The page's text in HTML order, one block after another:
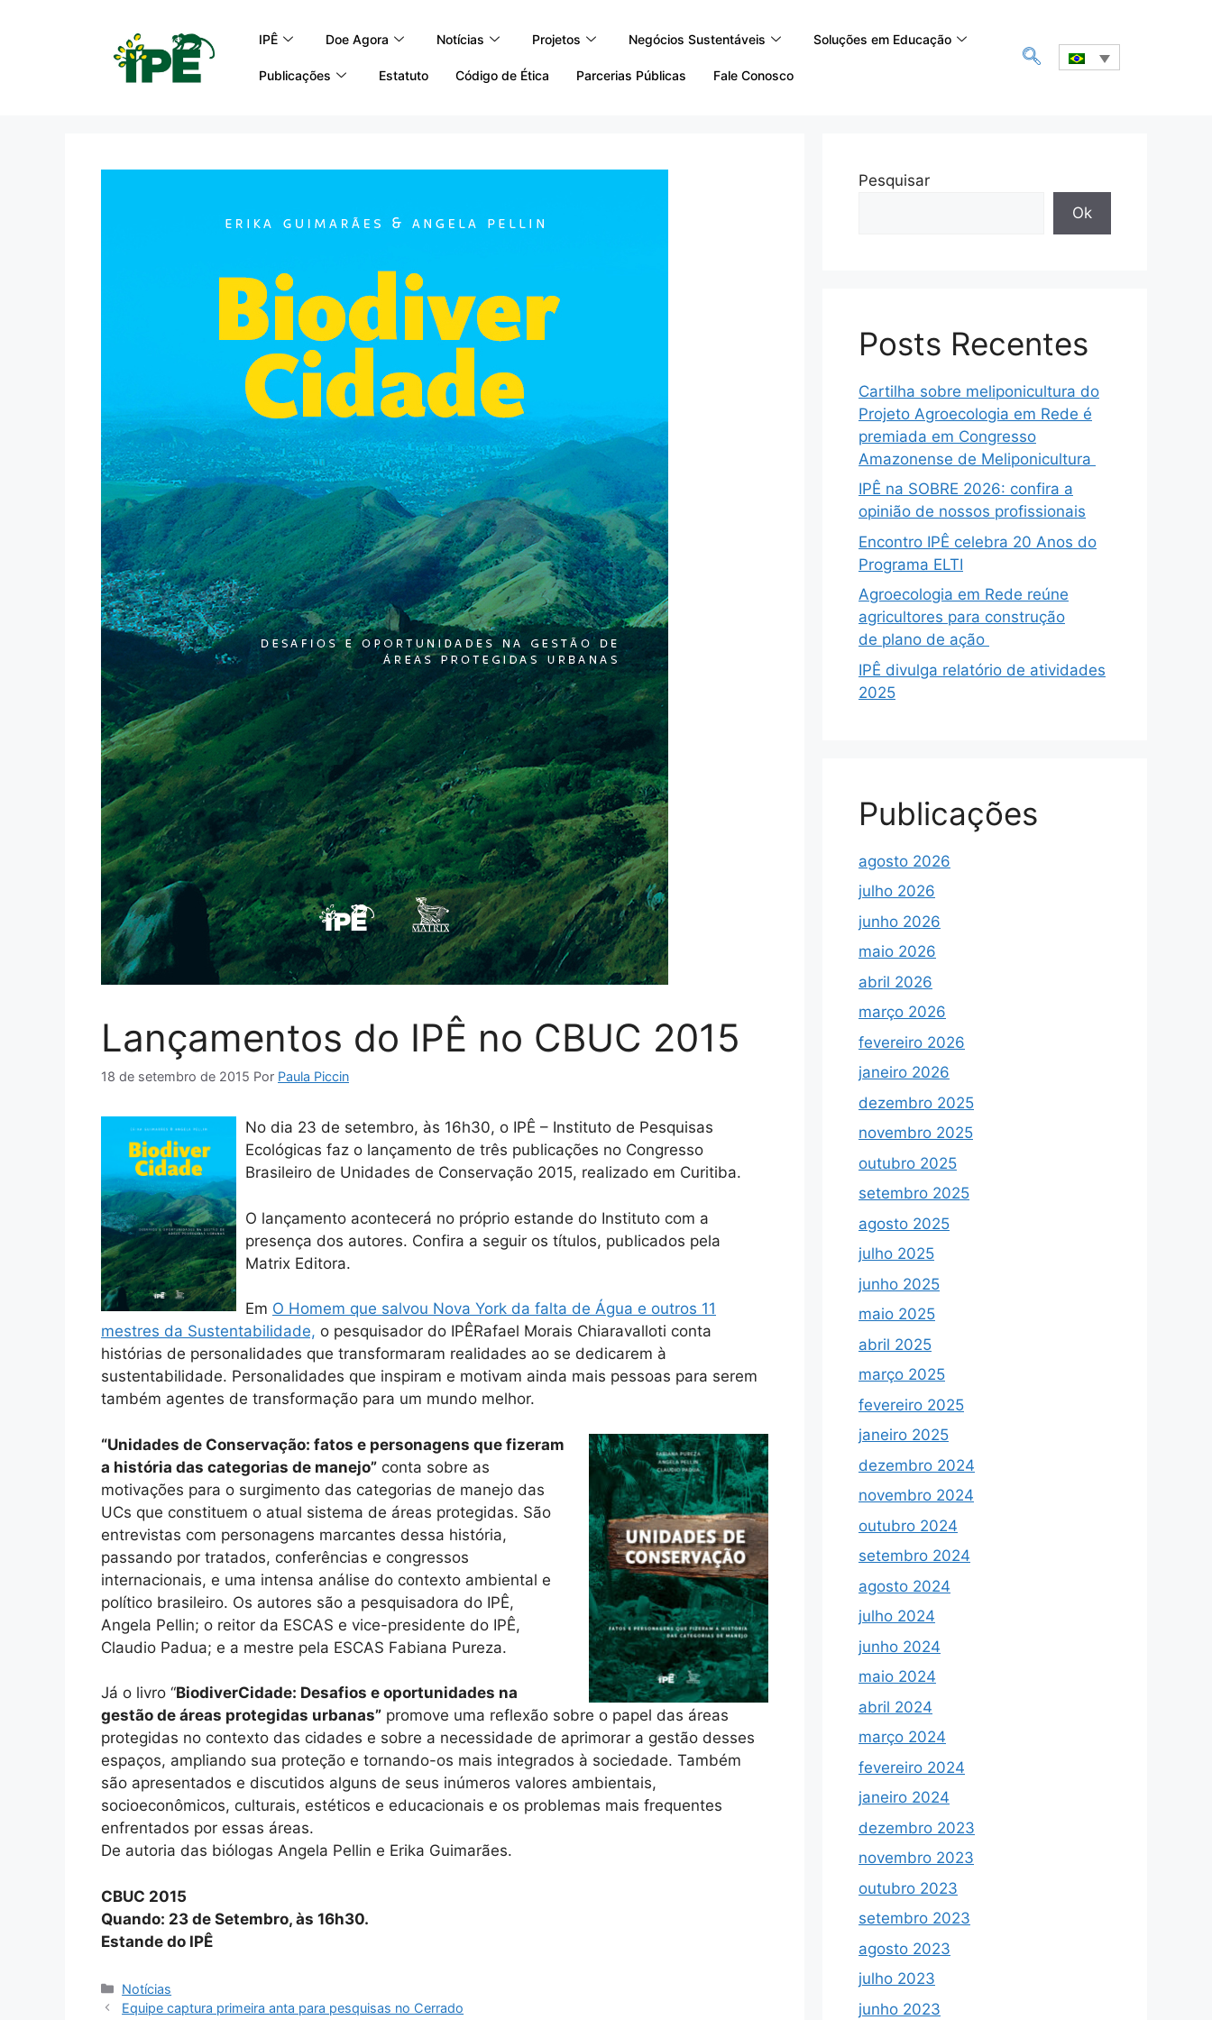
IPÊ Doe Agora Notícias Projetos Negócios Sustentáveis Soluções em Educação
Publicações Estatuto Código de Ética Parcerias Públicas Fale Conosco
Lançamentos do IPÊ no CBUC 2015
18 de setembro de 2015 Por Paula Piccin
No dia 23 de setembro, às 16h30, o IPÊ – Instituto de Pesquisas
Ecológicas faz o lançamento de três publicações no Congresso
Brasileiro de Unidades de Conservação 2015, realizado em Curitiba.
O lançamento acontecerá no próprio estande do Instituto com a
presença dos autores. Confira a seguir os títulos, publicados pela
Matrix Editora.
Em O Homem que salvou Nova York da falta de Água e outros 11
mestres da Sustentabilidade, o pesquisador do IPÊRafael Morais Chiaravalloti conta
histórias de personalidades que transformaram realidades ao se dedicarem à
sustentabilidade. Personalidades que inspiram e motivam ainda mais pessoas para serem
também agentes de transformação para um mundo melhor.
“Unidades de Conservação: fatos e personagens que fizeram
a história das categorias de manejo” conta sobre as
motivações para o surgimento das categorias de manejo das
UCs que constituem o atual sistema de áreas protegidas. São
entrevistas com personagens marcantes dessa história,
passando por tratados, conferências e congressos
internacionais, e uma intensa análise do contexto ambiental e
político brasileiro. Os autores são a pesquisadora do IPÊ,
Angela Pellin; o reitor da ESCAS e vice-presidente do IPÊ,
Claudio Padua; e a mestre pela ESCAS Fabiana Pureza.
Já o livro “BiodiverCidade: Desafios e oportunidades na
gestão de áreas protegidas urbanas” promove uma reflexão sobre o papel das áreas
protegidas no contexto das cidades e sobre a necessidade de aprimorar a gestão desses
espaços, ampliando sua proteção e tornando-os mais integrados à sociedade. Também
são apresentados e discutidos alguns de seus inúmeros valores ambientais,
socioeconômicos, culturais, estéticos e educacionais e os problemas mais frequentes
enfrentados por essas áreas.
De autoria das biólogas Angela Pellin e Erika Guimarães.
CBUC 2015
Quando: 23 de Setembro, às 16h30.
Estande do IPÊ
Notícias
Equipe captura primeira anta para pesquisas no Cerrado
Pesquisar
Ok
Posts Recentes
Cartilha sobre meliponicultura do
Projeto Agroecologia em Rede é
premiada em Congresso
Amazonense de Meliponicultura
IPÊ na SOBRE 2026: confira a
opinião de nossos profissionais
Encontro IPÊ celebra 20 Anos do
Programa ELTI
Agroecologia em Rede reúne
agricultores para construção
de plano de ação
IPÊ divulga relatório de atividades
2025
Publicações
agosto 2026
julho 2026
junho 2026
maio 2026
abril 2026
março 2026
fevereiro 2026
janeiro 2026
dezembro 2025
novembro 2025
outubro 2025
setembro 2025
agosto 2025
julho 2025
junho 2025
maio 2025
abril 2025
março 2025
fevereiro 2025
janeiro 2025
dezembro 2024
novembro 2024
outubro 2024
setembro 2024
agosto 2024
julho 2024
junho 2024
maio 2024
abril 2024
março 2024
fevereiro 2024
janeiro 2024
dezembro 2023
novembro 2023
outubro 2023
setembro 2023
agosto 2023
julho 2023
junho 2023